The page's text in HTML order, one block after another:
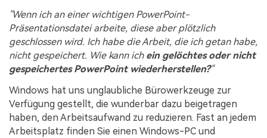
"Wenn ich an einer wichtigen PowerPoint-
Präsentationsdatei arbeite, diese aber plötzlich
geschlossen wird. Ich habe die Arbeit, die ich getan habe,
nicht gespeichert. Wie kann ich ein gelöchtes oder nicht
gespeichertes PowerPoint wiederherstellen?"
Windows hat uns unglaubliche Bürowerkzeuge zur
Verfügung gestellt, die wunderbar dazu beigetragen
haben, den Arbeitsaufwand zu reduzieren. Fast an jedem
Arbeitsplatz finden Sie einen Windows-PC und